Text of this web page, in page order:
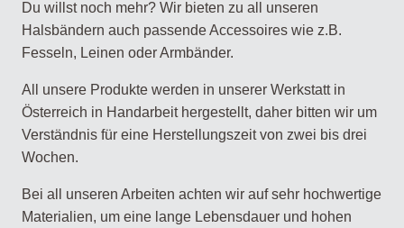
Du willst noch mehr? Wir bieten zu all unseren
Halsbändern auch passende Accessoires wie z.B.
Fesseln, Leinen oder Armbänder.
All unsere Produkte werden in unserer Werkstatt in
Österreich in Handarbeit hergestellt, daher bitten wir um
Verständnis für eine Herstellungszeit von zwei bis drei
Wochen.
Bei all unseren Arbeiten achten wir auf sehr hochwertige
Materialien, um eine lange Lebensdauer und hohen